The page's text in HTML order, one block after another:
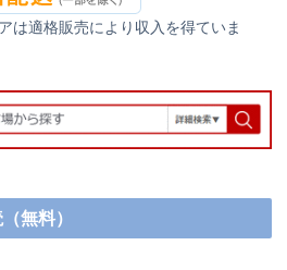
は適格販売により収入を得ていま
無料）